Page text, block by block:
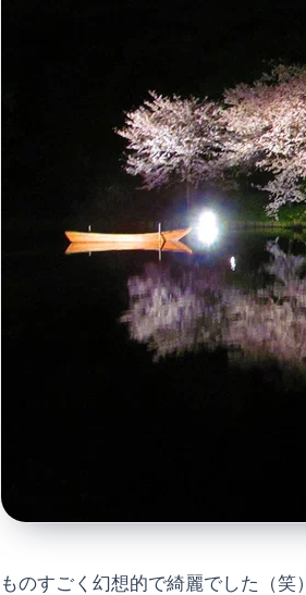
ものすごく幻想的で綺麗でした（笑）